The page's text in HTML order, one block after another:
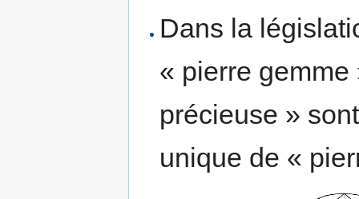
Dans la
« pierre
précieuse »
unique de «